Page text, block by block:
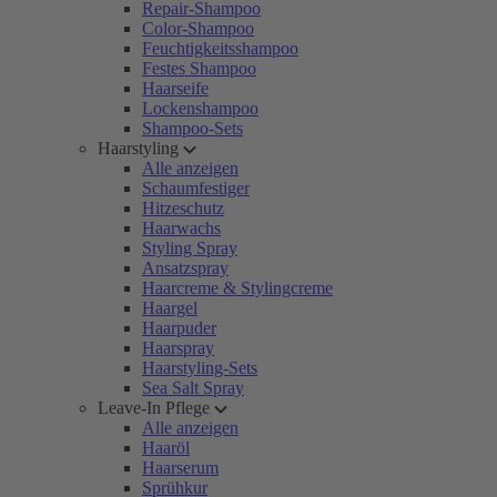
Repair-Shampoo
Color-Shampoo
Feuchtigkeitsshampoo
Festes Shampoo
Haarseife
Lockenshampoo
Shampoo-Sets
Haarstyling
Alle anzeigen
Schaumfestiger
Hitzeschutz
Haarwachs
Styling Spray
Ansatzspray
Haarcreme & Stylingcreme
Haargel
Haarpuder
Haarspray
Haarstyling-Sets
Sea Salt Spray
Leave-In Pflege
Alle anzeigen
Haaröl
Haarserum
Sprühkur